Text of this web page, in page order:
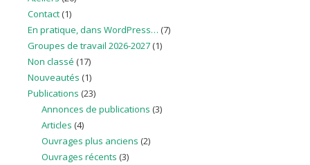
Contact (1)
En pratique, dans WordPress… (7)
Groupes de travail 2026-2027 (1)
Non classé (17)
Nouveautés (1)
Publications (23)
Annonces de publications (3)
Articles (4)
Ouvrages plus anciens (2)
Ouvrages récents (3)